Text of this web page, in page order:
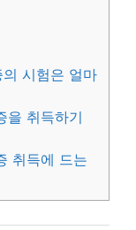
시험은 얼마
을 취득하기
취득에 드는